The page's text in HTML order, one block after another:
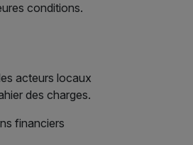
conditions.
acteurs locaux
des charges.
financiers